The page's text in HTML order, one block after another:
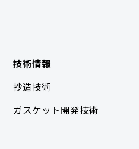
技術情報
抄造技術
ガスケット開発技術